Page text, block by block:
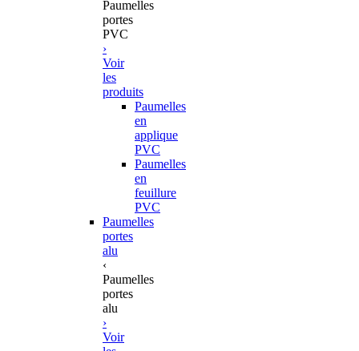
Paumelles
portes
PVC
›
Voir
les
produits
Paumelles
en
applique
PVC
Paumelles
en
feuillure
PVC
Paumelles
portes
alu
‹
Paumelles
portes
alu
›
Voir